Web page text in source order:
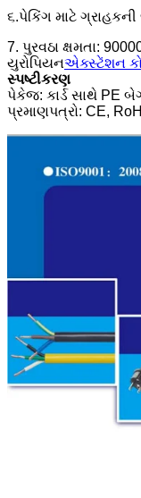
૬.પેકિંગ માટે
7. પુરવઠા ક્ષમતા:
યુરોપિયનએક્સ્ટેંશન
સ્પષ્ટીકરણ
પેકેજ: કાર્ડ સાથે PE
પ્રમાણપત્રો: CE,